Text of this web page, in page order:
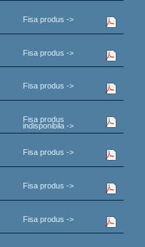
Fisa produs ->
Fisa produs ->
Fisa produs ->
Fisa produs
indisponibila ->
Fisa produs ->
Fisa produs ->
Fisa produs ->